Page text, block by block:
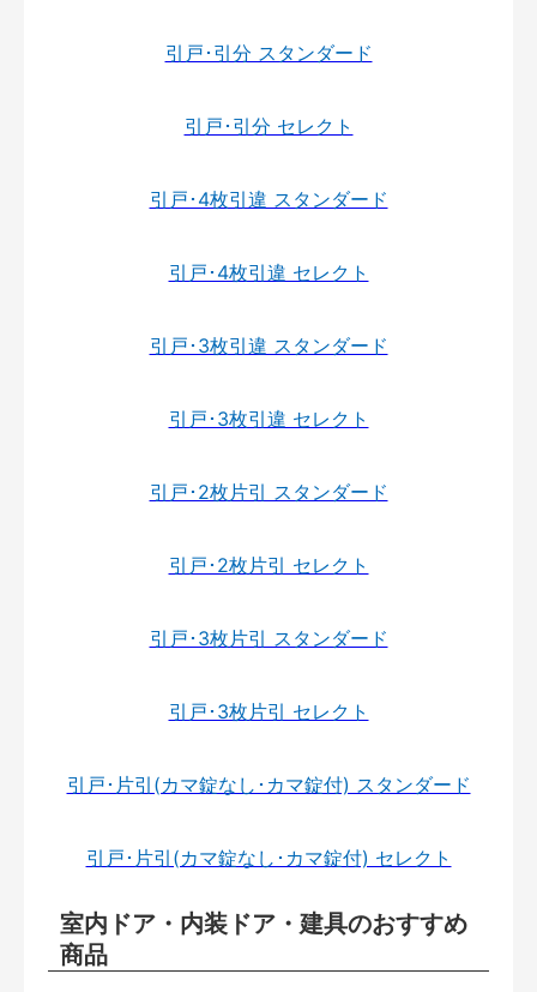
引戸･引分 スタンダード
引戸･引分 セレクト
引戸･4枚引違 スタンダード
引戸･4枚引違 セレクト
引戸･3枚引違 スタンダード
引戸･3枚引違 セレクト
引戸･2枚片引 スタンダード
引戸･2枚片引 セレクト
引戸･3枚片引 スタンダード
引戸･3枚片引 セレクト
引戸･片引(カマ錠なし･カマ錠付) スタンダード
引戸･片引(カマ錠なし･カマ錠付) セレクト
室内ドア・内装ドア・建具のおすすめ
商品